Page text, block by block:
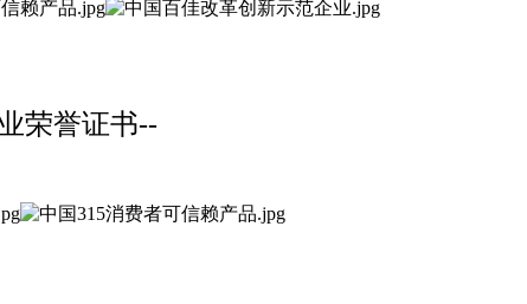
荣誉证书--